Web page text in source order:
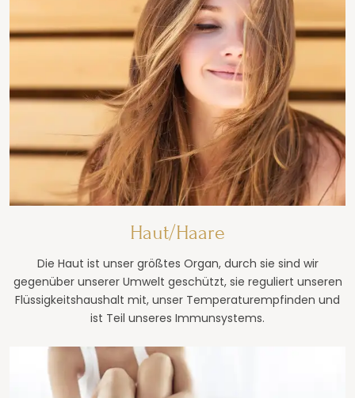
Haut/Haare
Die Haut ist unser größtes Organ, durch sie sind wir
gegenüber unserer Umwelt geschützt, sie reguliert unseren
Flüssigkeitshaushalt mit, unser Temperaturempfinden und
ist Teil unseres Immunsystems.